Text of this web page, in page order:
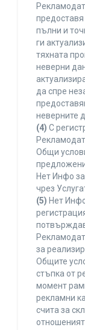
предоставя
пълни и
ги
тяхната
неверни
да спре
неверните
(4) С
Общи
Нет Инфо
чрез
(5) Нет
за
Общите
стъпка от
момент
рекламни
счита за